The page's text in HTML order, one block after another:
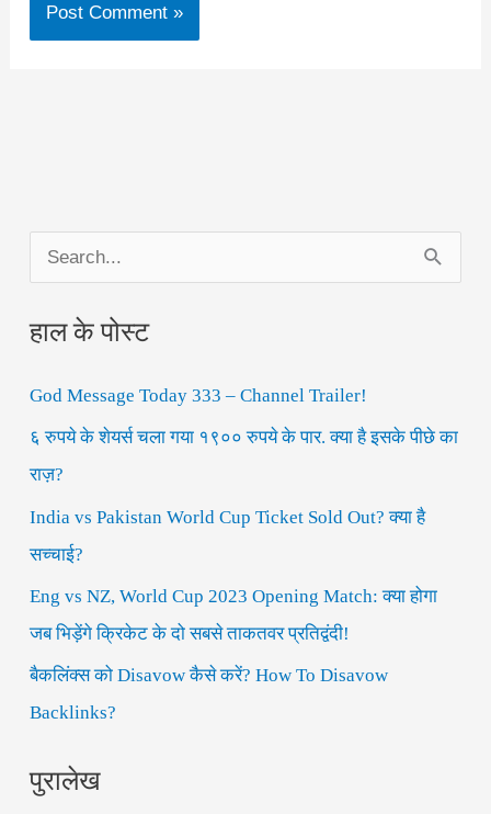
e
a
c
h
f
o
r
हाल के पोस्ट
God Message Today 333 – Channel Trailer!
६ रुपये के शेयर्स चला गया १९०० रुपये के पार. क्या है इसके पीछे का
राज़?
India vs Pakistan World Cup Ticket Sold Out? क्या है
सच्चाई?
Eng vs NZ, World Cup 2023 Opening Match: क्या होगा
जब भिड़ेंगे क्रिकेट के दो सबसे ताकतवर प्रतिद्वंदी!
बैकलिंक्स को Disavow कैसे करें? How To Disavow
Backlinks?
पुरालेख